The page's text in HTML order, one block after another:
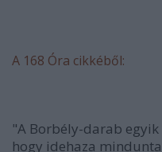
A 168 Óra cikkéből:
"A Borbély-darab
hogy idehaza